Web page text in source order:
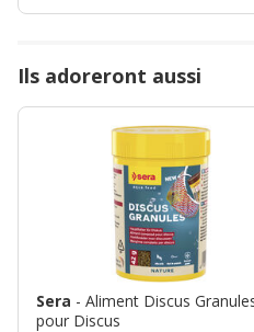
Ils adoreront aussi
Sera - Aliment Discus
pour Discus